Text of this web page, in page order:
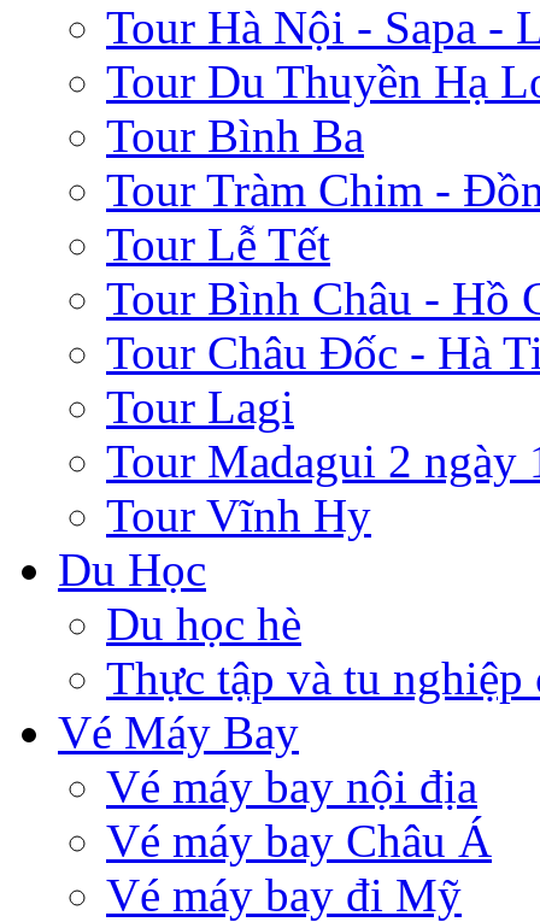
Tour Hà Nội - Sapa -
Tour Du Thuyền Hạ
Tour Bình Ba
Tour Tràm Chim -
Tour Lễ Tết
Tour Bình Châu - Hồ
Tour Châu Đốc - Hà
Tour Lagi
Tour Madagui 2 ngày
Tour Vĩnh Hy
Du Học
Du học hè
Thực tập và tu
Vé Máy Bay
Vé máy bay nội địa
Vé máy bay Châu Á
Vé máy bay đi Mỹ